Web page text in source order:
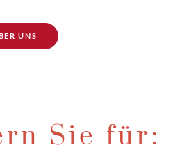
UNS
Sie für: